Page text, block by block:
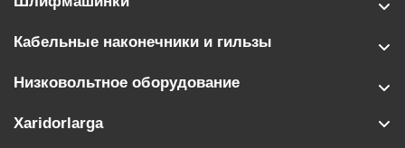
Кабельные наконечники и гильзы
Низковольтное оборудование
Xaridorlarga